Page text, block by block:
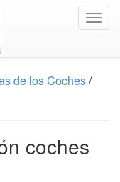
de los Coches/
coches